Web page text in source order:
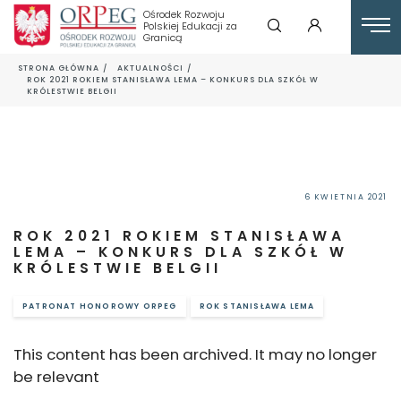
Ośrodek Rozwoju
Polskiej Edukacji za
Granicą
STRONA GŁÓWNA
AKTUALNOŚCI
ROK 2021 ROKIEM STANISŁAWA LEMA – KONKURS DLA SZKÓŁ W
KRÓLESTWIE BELGII
ROK 2021 ROKIEM STANISŁAWA
LEMA – KONKURS DLA SZKÓŁ W
KRÓLESTWIE BELGII
6 KWIETNIA 2021
PATRONAT HONOROWY ORPEG ROK STANISŁAWA LEMA
This content has been archived. It may no longer
be relevant